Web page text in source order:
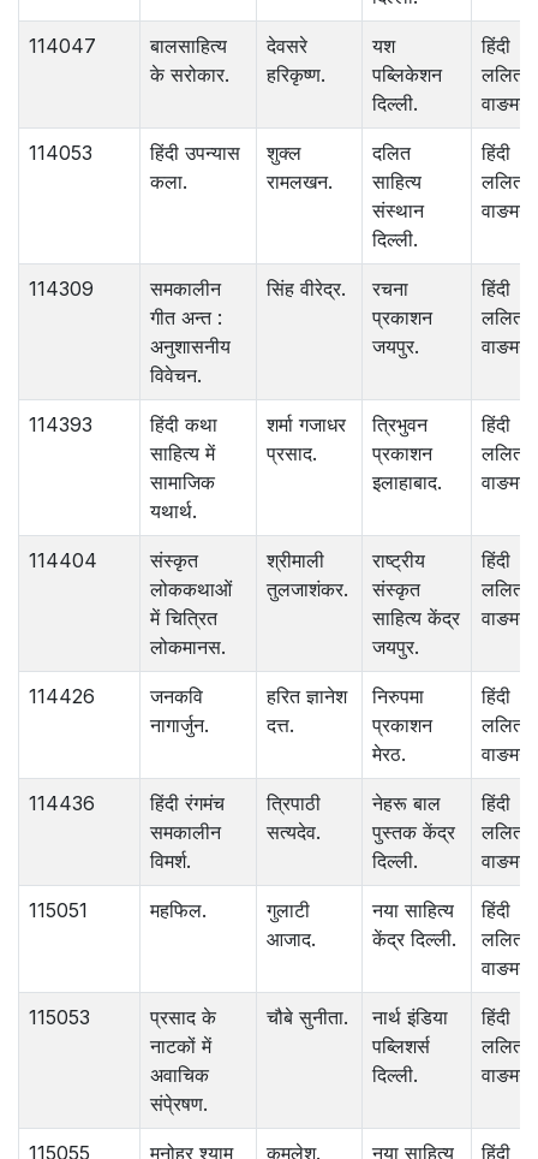
114047
बालसाहित्य
के सरोकार.
देवसरे
हरिकृष्ण.
यश
पब्लिकेशन
दिल्ली.
हिंदी
ललित
वाङमय.
114053
हिंदी उपन्यास
कला.
शुक्ल
रामलखन.
दलित
साहित्य
संस्थान
दिल्ली.
हिंदी
ललित
वाङमय.
114309
समकालीन
गीत अन्त :
अनुशासनीय
विवेचन.
सिंह वीरेद्र.
रचना
प्रकाशन
जयपुर.
हिंदी
ललित
वाङमय.
114393
हिंदी कथा
साहित्य में
सामाजिक
यथार्थ.
शर्मा गजाधर
प्रसाद.
त्रिभुवन
प्रकाशन
इलाहाबाद.
हिंदी
ललित
वाङमय.
114404
संस्कृत
लोककथाओं
में चित्रित
लोकमानस.
श्रीमाली
तुलजाशंकर.
राष्ट्रीय
संस्कृत
साहित्य केंद्र
जयपुर.
हिंदी
ललित
वाङमय.
114426
जनकवि
नागार्जुन.
हरित ज्ञानेश
दत्त.
निरुपमा
प्रकाशन
मेरठ.
हिंदी
ललित
वाङमय.
114436
हिंदी रंगमंच
समकालीन
विमर्श.
त्रिपाठी
सत्यदेव.
नेहरू बाल
पुस्तक केंद्र
दिल्ली.
हिंदी
ललित
वाङमय.
115051 महफिल.
गुलाटी
आजाद.
नया साहित्य
केंद्र दिल्ली.
हिंदी
ललित
वाङमय.
115053
प्रसाद के
नाटकों में
अवाचिक
संपे्रषण.
चौबे सुनीता.
नार्थ इंडिया
पब्लिशर्स
दिल्ली.
हिंदी
ललित
वाङमय.
115055
मनोहर श्याम
कमलेश.
नया साहित्य
हिंदी